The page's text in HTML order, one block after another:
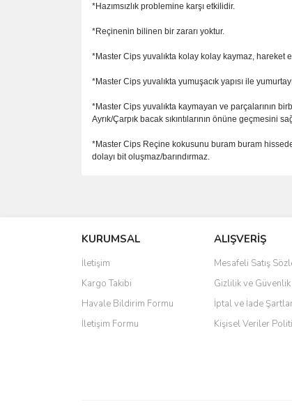
*Hazımsızlık problemine karşı etkilidir.
*Reçinenin bilinen bir zararı yoktur.
*Master Cips yuvalıkta kolay kolay kaymaz, hareket
*Master Cips yuvalıkta yumuşacık yapısı ile
*Master Cips yuvalıkta kaymayan ve parçalarının
Ayrık/Çarpık bacak sıkıntılarının önüne geçmesini
*Master Cips Reçine kokusunu buram buram
dolayı bit oluşmaz/barındırmaz.
Ürün resmi kalitesiz, bozuk veya
Ürün açıklamasında eksik bilgiler
Ürün bilgilerinde hatalar bulunuyor.
Ürün fiyatı diğer sitelerden daha pahalı.
Bu ürüne benzer farklı alternatifler olmalı.
KURUMSAL
İletişim
Kargo Takibi
Havale Bildirim Formu
İletişim Formu
ALIŞVERİŞ
Mesafeli Satış
Gizlilik ve Güvenlik
İptal ve İade
Kişisel Veriler